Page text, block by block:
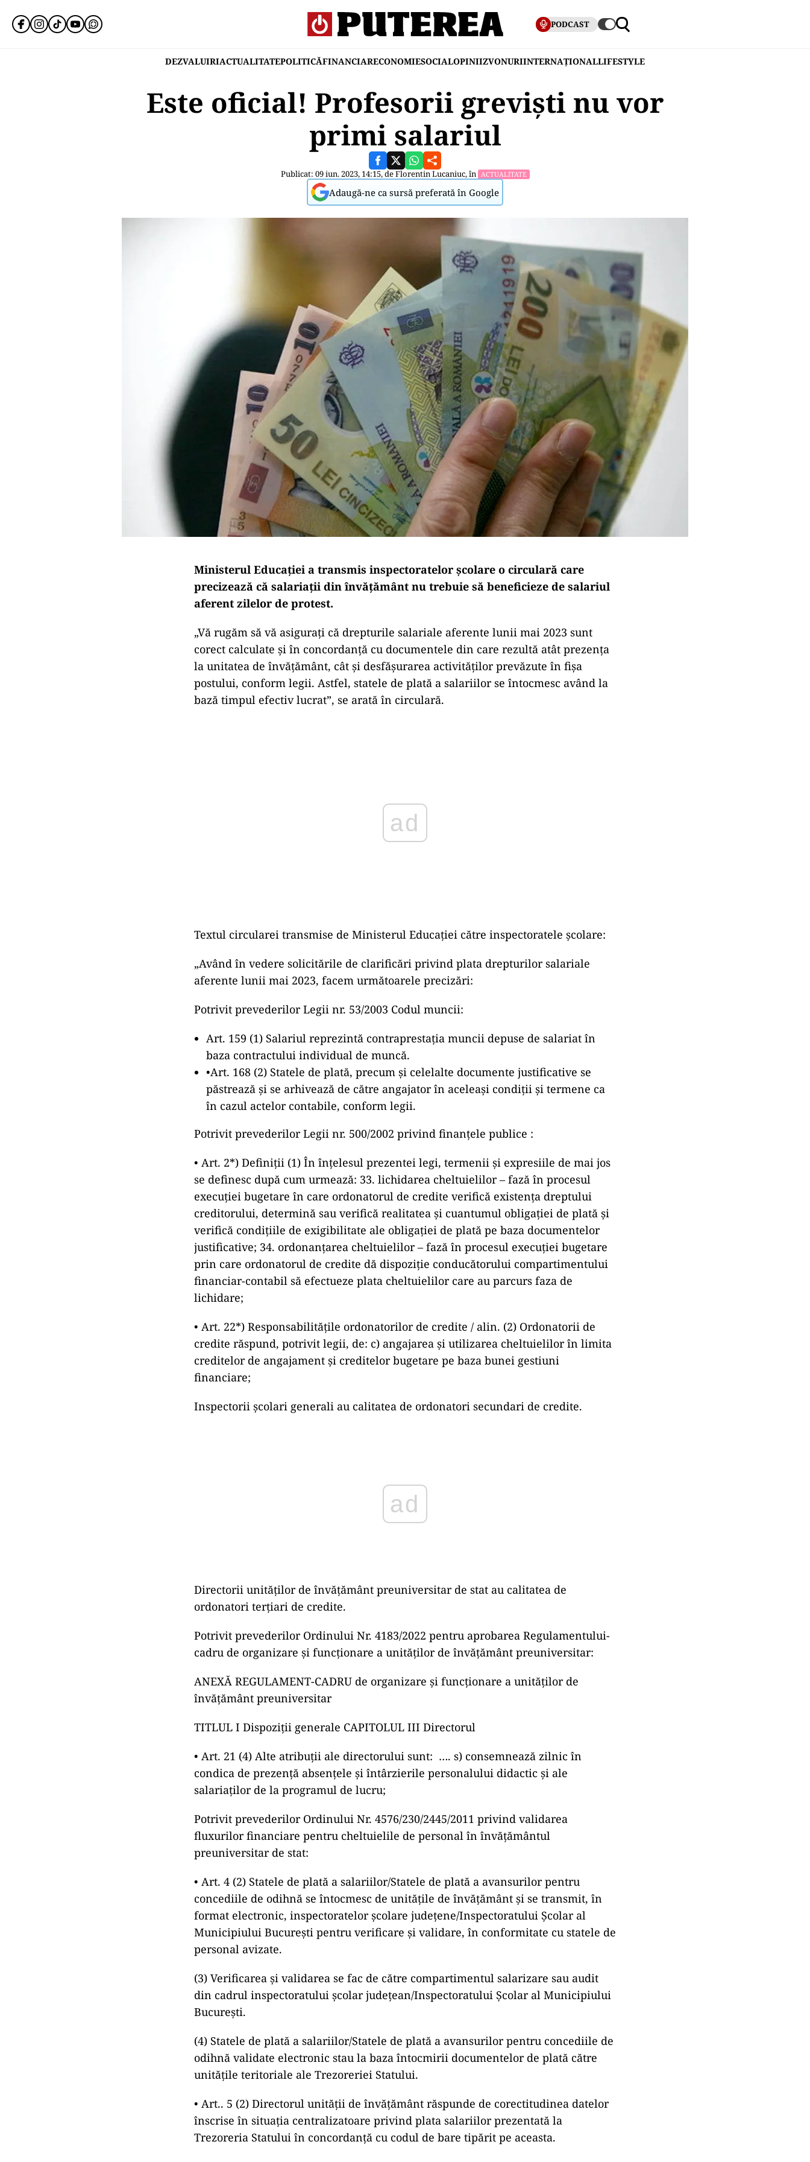
PODCAST
DEZVALUIRIACTUALITATEPOLITICĂFINANCIARECONOMIESOCIALOPINIIZVONURIINTERNAȚIONALLIFESTYLE
Este oficial! Profesorii greviști nu vor
primi salariul
Publicat: 09 iun. 2023, 14:15, deFlorentin Lucaniuc, în ACTUALITATE
Adaugă-ne ca sursă preferată în Google
Ministerul Educației a transmis inspectoratelor școlare o circulară care
precizează că salariații din învățământ nu trebuie să beneficieze de salariul
aferent zilelor de protest.
„Vă rugăm să vă asigurați că drepturile salariale aferente lunii mai 2023 sunt
corect calculate și în concordanță cu documentele din care rezultă atât prezența
la unitatea de învățământ, cât și desfășurarea activităților prevăzute în fișa
postului, conform legii. Astfel, statele de plată a salariilor se întocmesc având la
bază timpul efectiv lucrat”, se arată în circulară.
Textul circularei transmise de Ministerul Educației către inspectoratele școlare:
„Având în vedere solicitările de clarificări privind plata drepturilor salariale
aferente lunii mai 2023, facem următoarele precizări:
Potrivit prevederilor Legii nr. 53/2003 Codul muncii:
Art. 159 (1) Salariul reprezintă contraprestaţia muncii depuse de salariat în
baza contractului individual de muncă.
•Art. 168 (2) Statele de plată, precum şi celelalte documente justificative se
păstrează şi se arhivează de către angajator în aceleaşi condiţii şi termene ca
în cazul actelor contabile, conform legii.
Potrivit prevederilor Legii nr. 500/2002 privind finanţele publice :
• Art. 2*) Definiţii (1) În înţelesul prezentei legi, termenii şi expresiile de mai jos
se definesc după cum urmează: 33. lichidarea cheltuielilor – fază în procesul
execuţiei bugetare în care ordonatorul de credite verifică existenţa dreptului
creditorului, determină sau verifică realitatea şi cuantumul obligaţiei de plată şi
verifică condiţiile de exigibilitate ale obligaţiei de plată pe baza documentelor
justificative; 34. ordonanţarea cheltuielilor – fază în procesul execuţiei bugetare
prin care ordonatorul de credite dă dispoziţie conducătorului compartimentului
financiar-contabil să efectueze plata cheltuielilor care au parcurs faza de
lichidare;
• Art. 22*) Responsabilităţile ordonatorilor de credite / alin. (2) Ordonatorii de
credite răspund, potrivit legii, de: c) angajarea şi utilizarea cheltuielilor în limita
creditelor de angajament şi creditelor bugetare pe baza bunei gestiuni
financiare;
Inspectorii școlari generali au calitatea de ordonatori secundari de credite.
ad
Directorii unităților de învățământ preuniversitar de stat au calitatea de
ordonatori terțiari de credite.
Potrivit prevederilor Ordinului Nr. 4183/2022 pentru aprobarea Regulamentului-
cadru de organizare şi funcţionare a unităţilor de învăţământ preuniversitar:
ANEXĂ REGULAMENT-CADRU de organizare şi funcţionare a unităţilor de
învăţământ preuniversitar
TITLUL I Dispoziţii generale CAPITOLUL III Directorul
• Art. 21 (4) Alte atribuţii ale directorului sunt: …. s) consemnează zilnic în
condica de prezenţă absenţele şi întârzierile personalului didactic şi ale
salariaţilor de la programul de lucru;
Potrivit prevederilor Ordinului Nr. 4576/230/2445/2011 privind validarea
fluxurilor financiare pentru cheltuielile de personal în învăţământul
preuniversitar de stat:
• Art. 4 (2) Statele de plată a salariilor/Statele de plată a avansurilor pentru
concediile de odihnă se întocmesc de unităţile de învăţământ şi se transmit, în
format electronic, inspectoratelor şcolare judeţene/Inspectoratului Şcolar al
Municipiului Bucureşti pentru verificare şi validare, în conformitate cu statele de
personal avizate.
(3) Verificarea şi validarea se fac de către compartimentul salarizare sau audit
din cadrul inspectoratului şcolar judeţean/Inspectoratului Şcolar al Municipiului
Bucureşti.
(4) Statele de plată a salariilor/Statele de plată a avansurilor pentru concediile de
odihnă validate electronic stau la baza întocmirii documentelor de plată către
unităţile teritoriale ale Trezoreriei Statului.
• Art.. 5 (2) Directorul unităţii de învăţământ răspunde de corectitudinea datelor
înscrise în situaţia centralizatoare privind plata salariilor prezentată la
Trezoreria Statului în concordanţă cu codul de bare tipărit pe aceasta.